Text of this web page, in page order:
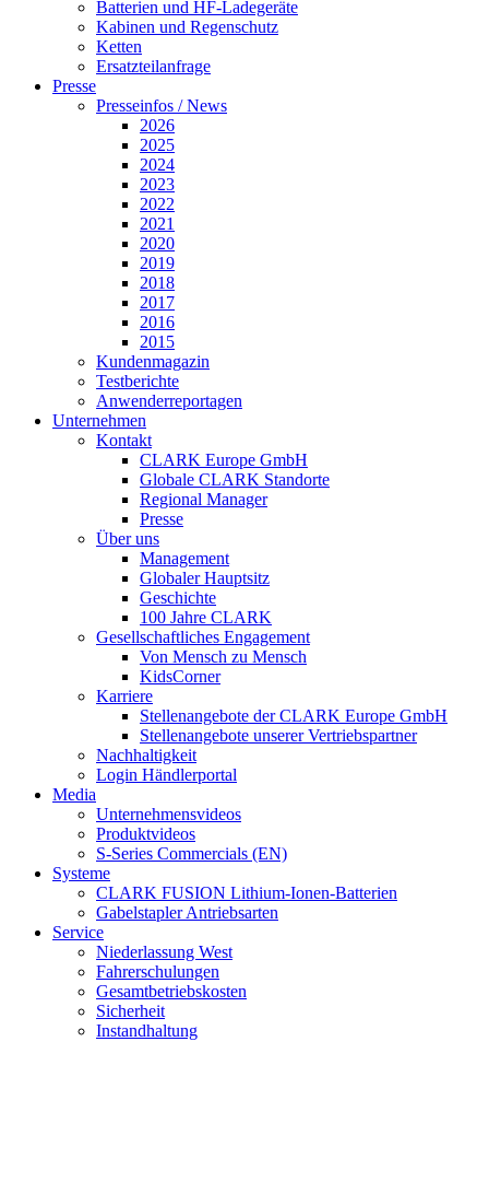
Batterien und HF-Ladegeräte
Kabinen und Regenschutz
Ketten
Ersatzteilanfrage
Presse
Presseinfos / News
2026
2025
2024
2023
2022
2021
2020
2019
2018
2017
2016
2015
Kundenmagazin
Testberichte
Anwenderreportagen
Unternehmen
Kontakt
CLARK Europe GmbH
Globale CLARK Standorte
Regional Manager
Presse
Über uns
Management
Globaler Hauptsitz
Geschichte
100 Jahre CLARK
Gesellschaftliches Engagement
Von Mensch zu Mensch
KidsCorner
Karriere
Stellenangebote der CLARK Europe GmbH
Stellenangebote unserer Vertriebspartner
Nachhaltigkeit
Login Händlerportal
Media
Unternehmensvideos
Produktvideos
S-Series Commercials (EN)
Systeme
CLARK FUSION Lithium-Ionen-Batterien
Gabelstapler Antriebsarten
Service
Niederlassung West
Fahrerschulungen
Gesamtbetriebskosten
Sicherheit
Instandhaltung